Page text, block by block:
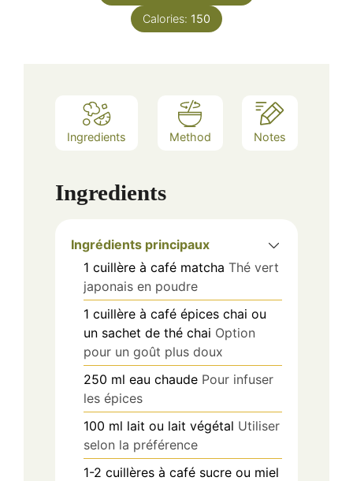
Calories: 150
Ingredients Method Notes
Ingredients
Ingrédients principaux
1 cuillère à café matcha Thé vert
japonais en poudre
1 cuillère à café épices chai ou
un sachet de thé chai Option
pour un goût plus doux
250 ml eau chaude Pour infuser
les épices
100 ml lait ou lait végétal Utiliser
selon la préférence
1-2 cuillères à café sucre ou miel